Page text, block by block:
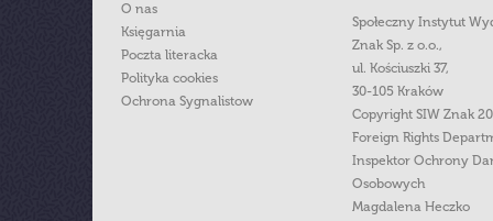
O nas
Księgarnia
Poczta literacka
Polityka cookies
Ochrona Sygnalistow
Społeczny Instytut
Znak Sp. z o.o.,
ul. Kościuszki 37,
30-105 Kraków
Copyright SIW Znak
Foreign Rights
Inspektor Ochrony
Osobowych
Magdalena Heczko